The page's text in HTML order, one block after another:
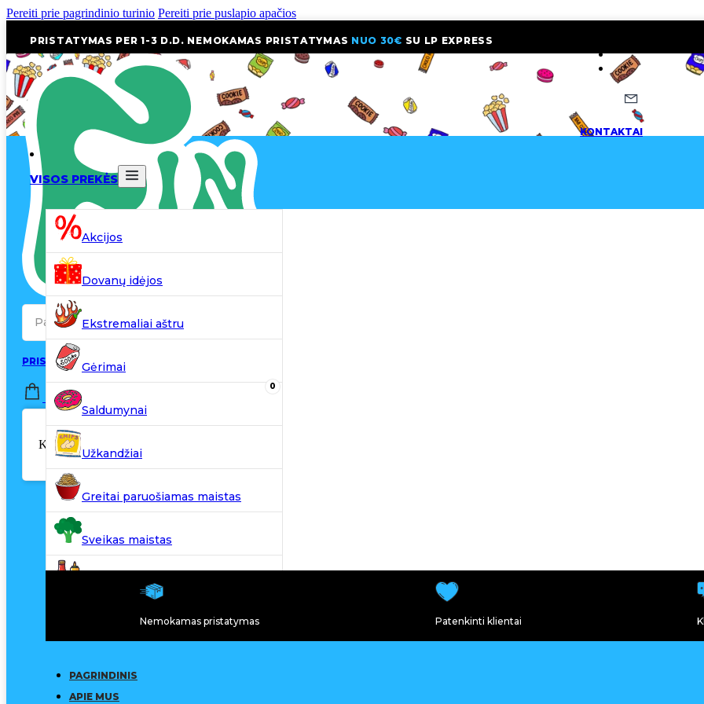
Pereiti prie pagrindinio turinio Pereiti prie puslapio apačios
PRISTATYMAS PER 1-3 D.D. NEMOKAMAS PRISTATYMAS NUO 30€ SU LP EXPRESS
KONTAKTAI
Search
PRISIJUNGTI / REGISTRUOTIS
0,00€
Krepšelyje nėra produktų.
0
VISOS PREKĖS
Akcijos
Dovanų idėjos
Ekstremaliai aštru
Gėrimai
Saldumynai
Užkandžiai
Greitai paruošiamas maistas
Sveikas maistas
Kiti produktai
Nemokamas pristatymas Patenkinti klientai
PAGRINDINIS
APIE MUS